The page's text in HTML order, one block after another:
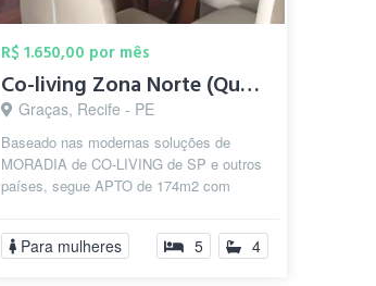
R$ 1.650,00 por mês
Co-living Zona Norte (Quartos nas Graças...
Graças, Recife - PE
Baseado nas modernas soluções de
MORADIA de CO-LIVING de SP e outros
países, segue APTO de 174m2 com
individuais am...
Para mulheres 5 4